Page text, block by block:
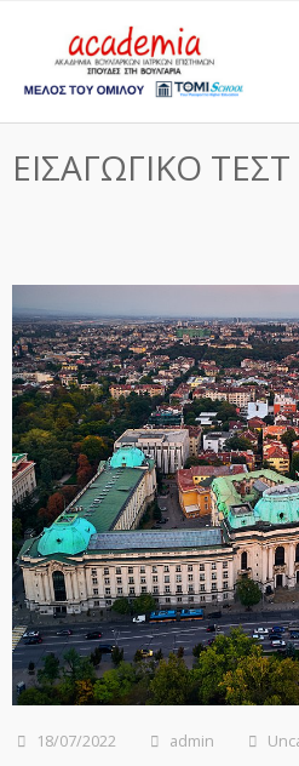
ΕΙΣΑΓΩΓΙΚΟ
18/07/2022 admin